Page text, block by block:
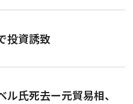
投資誘致
氏死去ー元貿易相、